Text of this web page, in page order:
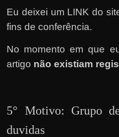
Eu deixei um LINK do
fins de conferência.
No momento em que
artigo não existiam
5° Motivo: Grupo
duvidas